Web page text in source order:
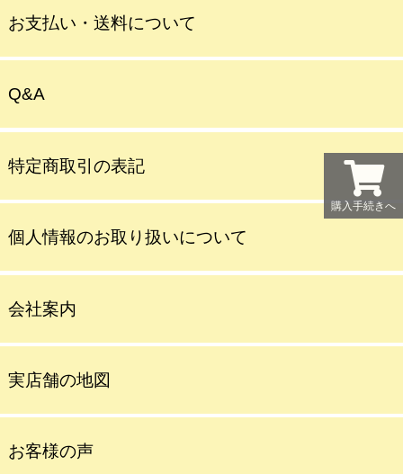
お支払い・送料について
Q&A
特定商取引の表記
個人情報のお取り扱いについて
会社案内
実店舗の地図
お客様の声
購入手続きへ